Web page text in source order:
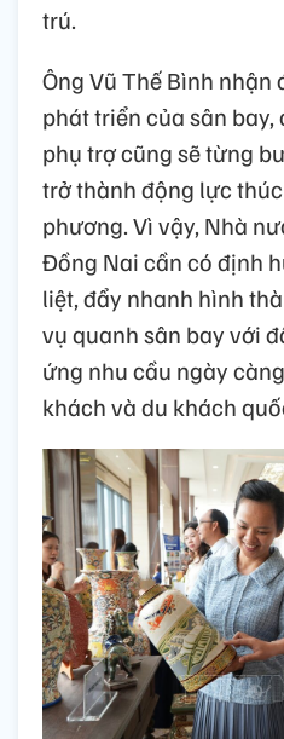
trú.
Ông Vũ Thế Bình nhận
phát triển của sân
phụ trợ cũng sẽ từng
trở thành động lực
phương. Vì vậy, Nhà
Đồng Nai cần có định
liệt, đẩy nhanh hình
vụ quanh sân bay với
ứng nhu cầu ngày
khách và du khách